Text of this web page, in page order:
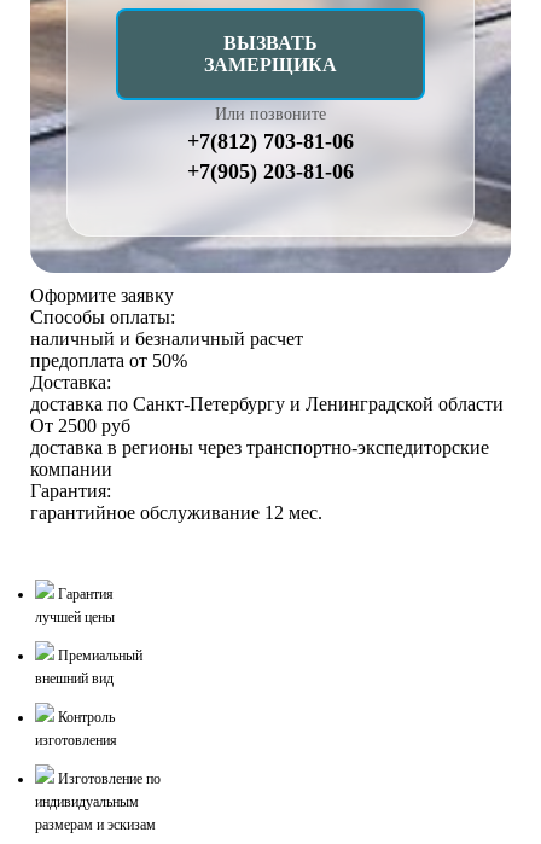
ВЫЗВАТЬ
ЗАМЕРЩИКА
Или позвоните
+7(812) 703-81-06
+7(905) 203-81-06
Способы оплаты:
наличный и безналичный расчет
предоплата от 50%
Доставка:
доставка по Санкт-Петербургу и Ленинградской области
От 2500 руб
доставка в регионы через транспортно-экспедиторские
компании
Гарантия:
гарантийное обслуживание 12 мес.
Оформите заявку
Гарантия
лучшей цены
Премиальный
внешний вид
Контроль
изготовления
Изготовление по
индивидуальным
размерам и эскизам